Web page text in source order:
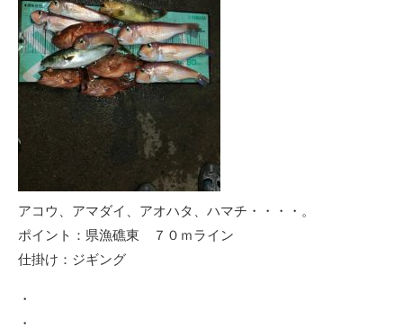
アコウ、アマダイ、アオハタ、ハマチ・・・・。
ポイント：県漁礁東 ７０ｍライン
仕掛け：ジギング
・
・